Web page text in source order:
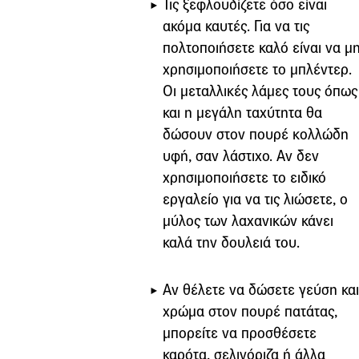
Τις ξεφλουδίζετε όσο είναι
ακόμα καυτές. Για να τις
πολτοποιήσετε καλό είναι να
χρησιμοποιήσετε το μπλέντερ.
Οι μεταλλικές λάμες τους όπως
και η μεγάλη ταχύτητα θα
δώσουν στον πουρέ κολλώδη
υφή, σαν λάστιχο. Αν δεν
χρησιμοποιήσετε το ειδικό
εργαλείο για να τις λιώσετε, ο
μύλος των λαχανικών κάνει
καλά την δουλειά του.
Αν θέλετε να δώσετε γεύση και
χρώμα στον πουρέ πατάτας,
μπορείτε να προσθέσετε
καρότα, σελινόριζα ή άλλα